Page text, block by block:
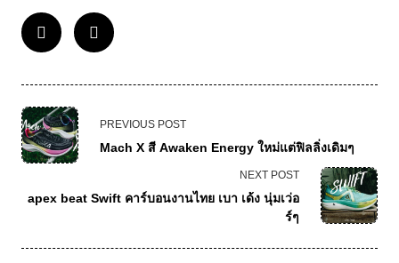
PREVIOUS POST
Mach X สี Awaken Energy ใหม่แต่ฟิลลิ่งเดิมๆ
NEXT POST
apex beat Swift คาร์บอนงานไทย เบา เด้ง นุ่มเว่อ
ร์ๆ